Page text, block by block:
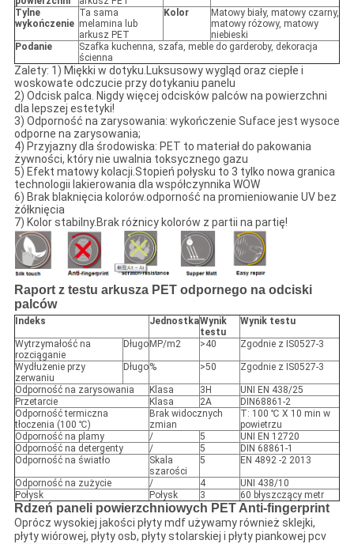
Tylne
wykończenie
Ta sama
melamina lub
arkusz PET
Kolor
Matowy biały, matowy czarny,
matowy różowy, matowy
niebieski
Podanie
Szafka kuchenna, szafa, meble do garderoby, dekoracja
ścienna
Zalety: 1) Miękki w dotyku.Luksusowy wygląd oraz ciepłe i
woskowate odczucie przy dotykaniu panelu
2) Odcisk palca. Nigdy więcej odcisków palców na powierzchni
dla lepszej estetyki!
3) Odporność na zarysowania: wykończenie Suface jest wysoce
odporne na zarysowania;
4) Przyjazny dla środowiska: PET to materiał do pakowania
żywności, który nie uwalnia toksycznego gazu
5) Efekt matowy kolacji.Stopień połysku to 3 tylko nowa granica
technologii lakierowania dla współczynnika WOW
6) Brak blaknięcia kolorów.odporność na promieniowanie UV bez
żółknięcia
7) Kolor stabilny.Brak różnicy kolorów z partii na partię!
Raport z testu arkusza PET odpornego na odciski
palców
Indeks JednostkaWynik
testu
Wynik testu
Wytrzymałość na
rozciąganie
Długo MP/m2 >40 Zgodnie z IS0527-3
Wydłużenie przy
zerwaniu
Długo% >50 Zgodnie z IS0527-3
Odporność na zarysowania Klasa 3H
UNI EN 438/25
Przetarcie
Klasa 2A
DIN68861-2
Odporność termiczna
tłoczenia (100 ℃)
Brak widocznych
zmian
T: 100 ℃ X 10 min w
powietrzu
Odporność na plamy
/ 5
UNI EN 12720
Odporność na detergenty
/ 5
DIN 68861-1
Odporność na światło
Skala
szarości
5 EN 4892 -2 2013
Odporność na zużycie / 4
UNI 438/10
Połysk
Połysk 3 60 błyszczący metr
Rdzeń paneli powierzchniowych PET Anti-fingerprint
Oprócz wysokiej jakości płyty mdf używamy również sklejki,
płyty wiórowej, płyty osb, płyty stolarskiej i płyty piankowej pcv